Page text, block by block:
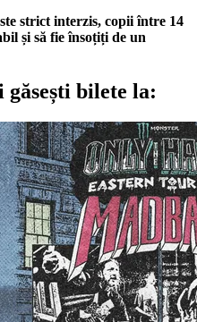
strict interzis, copii între 14
și să fie însoțiți de un
găsești bilete la: